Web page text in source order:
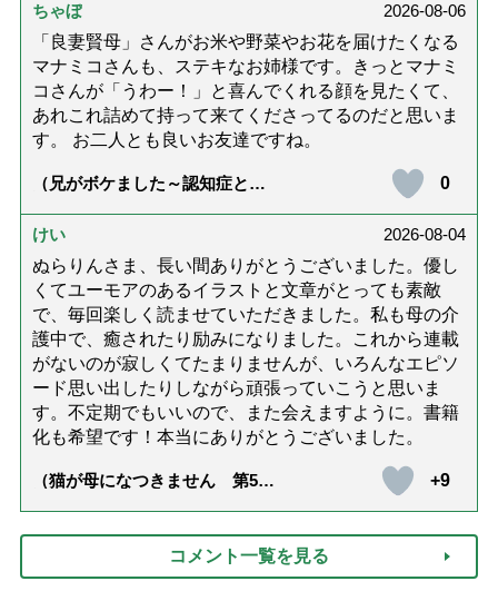
ちゃぼ
2026-08-06
「良妻賢母」さんがお米や野菜やお花を届けたくなる
マナミコさんも、ステキなお姉様です。きっとマナミ
コさんが「うわー！」と喜んでくれる顔を見たくて、
あれこれ詰めて持って来てくださってるのだと思いま
す。 お二人とも良いお友達ですね。
（兄がボケました～認知症と介
達』が届きました」）
0
けい
2026-08-04
ぬらりんさま、長い間ありがとうございました。優し
くてユーモアのあるイラストと文章がとっても素敵
で、毎回楽しく読ませていただきました。私も母の介
護中で、癒されたり励みになりました。これから連載
がないのが寂しくてたまりませんが、いろんなエピソ
ード思い出したりしながら頑張っていこうと思いま
す。不定期でもいいので、また会えますように。書籍
化も希望です！本当にありがとうございました。
（猫が母になつきません 第500
+9
コメント一覧を見る